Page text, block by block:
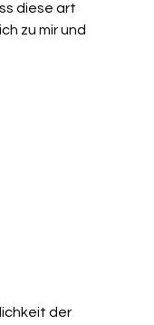
diese art
zu mir und
der